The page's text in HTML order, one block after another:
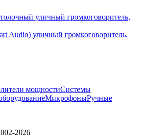
Audio) уличный громкоговоритель,
мощностиСистемы
МикрофоныРучные
2026